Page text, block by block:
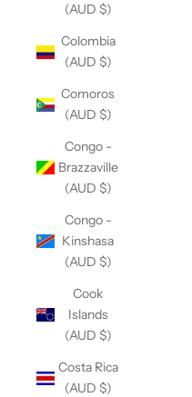
(AUD $)
Colombia
(AUD $)
Comoros
(AUD $)
Congo -
Brazzaville
(AUD $)
Congo -
Kinshasa
(AUD $)
Cook
Islands
(AUD $)
Costa Rica
(AUD $)